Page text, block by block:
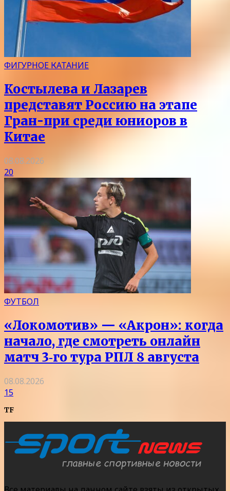
ФИГУРНОЕ КАТАНИЕ
Костылева и Лазарев
представят Россию на этапе
Гран-при среди юниоров в
Китае
08.08.2026
20
ФУТБОЛ
«Локомотив» — «Акрон»: когда
начало, где смотреть онлайн
матч 3‑го тура РПЛ 8 августа
08.08.2026
15
TF